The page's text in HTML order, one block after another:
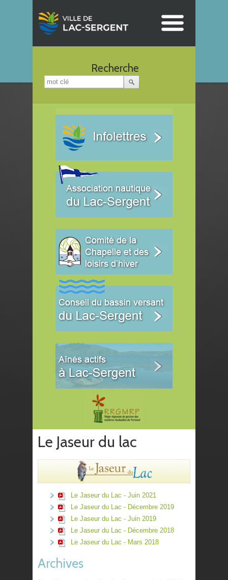
Recherche
Le Jaseur du lac
Le Jaseur du Lac - Juin 2021
Le Jaseur du Lac - Décembre 2019
Le Jaseur du Lac - Juin 2019
Le Jaseur du Lac - Décembre 2018
Le Jaseur du Lac - Mars 2018
Archives